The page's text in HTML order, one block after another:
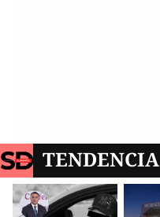
TENDENCIA